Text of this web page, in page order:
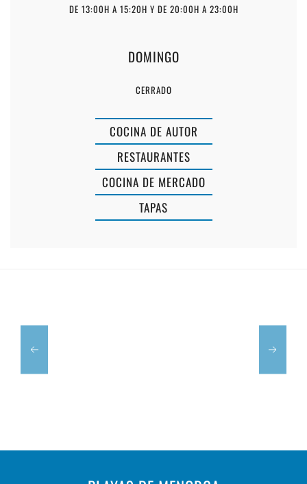
DE 13:00H A 15:20H Y DE 20:00H A 23:00H
DOMINGO
CERRADO
COCINA DE AUTOR
RESTAURANTES
COCINA DE MERCADO
TAPAS